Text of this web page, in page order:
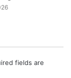
fields are